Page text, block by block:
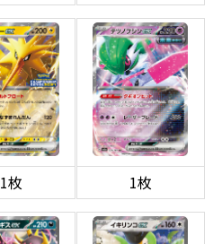
1枚 1枚